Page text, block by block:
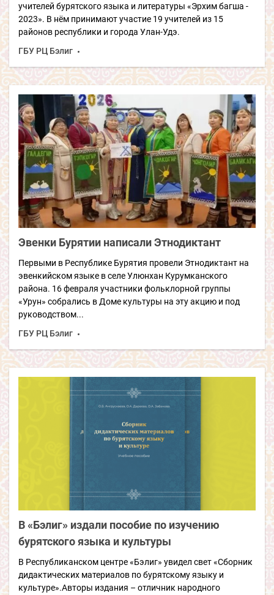
учителей бурятского языка и литературы «Эрхим багша -
2023». В нём принимают участие 19 учителей из 15
районов республики и города Улан-Удэ.
ГБУ РЦ Бэлиг
Эвенки Бурятии написали Этнодиктант
Первыми в Республике Бурятия провели Этнодиктант на
эвенкийском языке в селе Улюнхан Курумканского
района. 16 февраля участники фольклорной группы
«Урун» собрались в Доме культуры на эту акцию и под
руководством...
ГБУ РЦ Бэлиг
В «Бэлиг» издали пособие по изучению
бурятского языка и культуры
В Республиканском центре «Бэлиг» увидел свет «Сборник
дидактических материалов по бурятскому языку и
культуре».Авторы издания – отличник народного